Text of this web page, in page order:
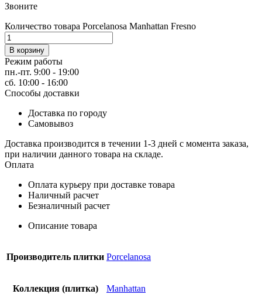
Звоните
Количество товара Porcelanosa Manhattan Fresno
В корзину
Режим работы
пн.-пт. 9:00 - 19:00
сб. 10:00 - 16:00
Способы доставки
Доставка по городу
Самовывоз
Доставка производится в течении 1-3 дней с момента заказа,
при наличии данного товара на складе.
Оплата
Оплата курьеру при доставке товара
Наличный расчет
Безналичный расчет
Описание товара
Производитель плитки Porcelanosa
Коллекция (плитка) Manhattan